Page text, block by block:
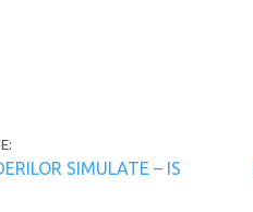
SIMULATE – IS